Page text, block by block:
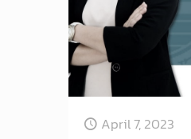
April 7, 2023